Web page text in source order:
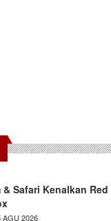
Safari Kenalkan Red
AGU 2026